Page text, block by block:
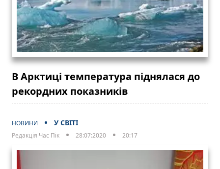
В Арктиці температура піднялася до
рекордних показників
НОВИНИ У СВІТІ
Редакція Час Пік 28:07:2020 20:17